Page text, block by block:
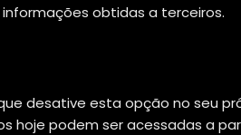
obtidas a terceiros.
desative esta opção no seu
hoje podem ser acessadas a